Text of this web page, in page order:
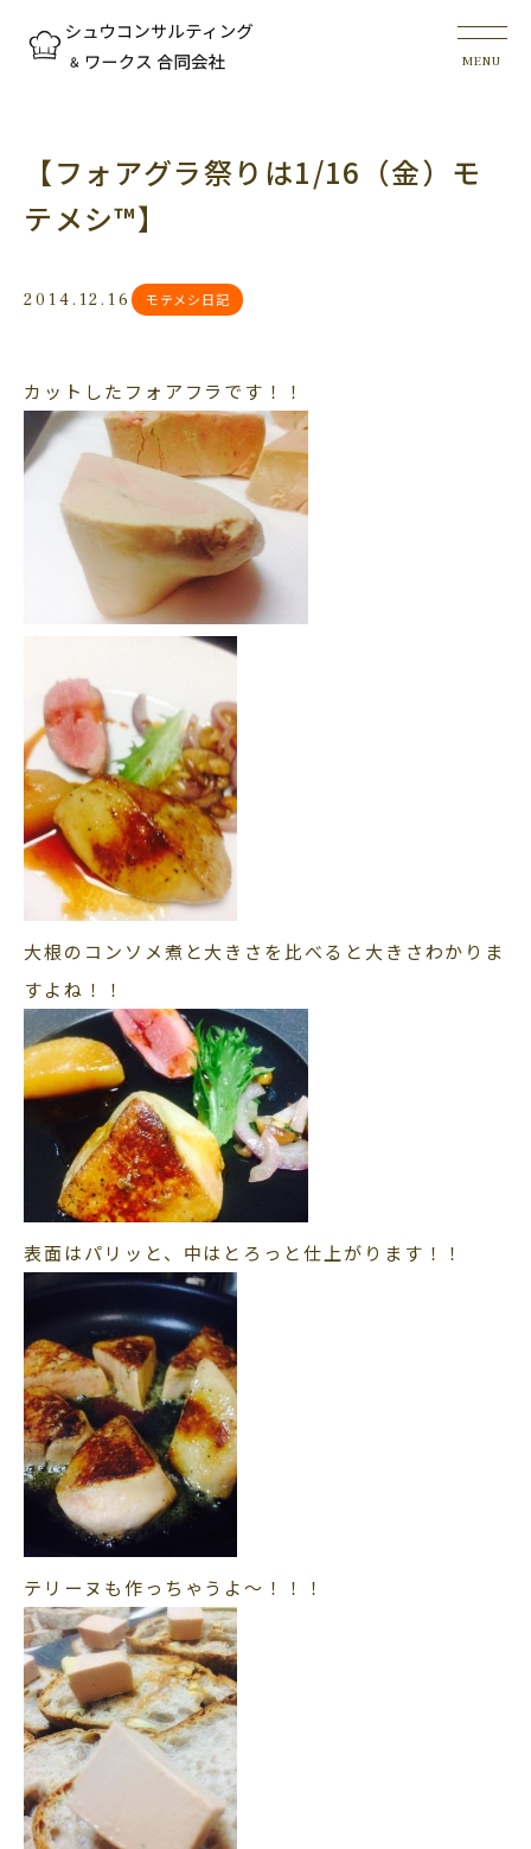
【フォアグラ祭りは1/16（金）モ
テメシ™】
2014.12.16 モテメシ日記
カットしたフォアフラです！！
大根のコンソメ煮と大きさを比べると大きさわかりま
すよね！！
表面はパリッと、中はとろっと仕上がります！！
テリーヌも作っちゃうよ～！！！